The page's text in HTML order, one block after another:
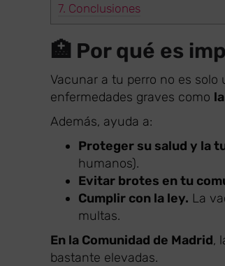
7. Conclusiones
🏥 Por qué es
Vacunar a tu perro no es
enfermedades graves como
Además, ayuda a:
Proteger su salud y la
humanos).
Evitar brotes en tu
Cumplir con la ley. La
multas.
En la Comunidad de Madrid,
bastante elevadas.